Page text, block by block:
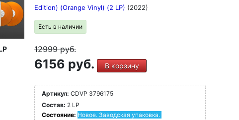
Edition) (Orange Vinyl) (2 LP) (2022)
Есть в наличии
12999руб.
6156 руб. В корзину
Артикул: CDVP 3796175
Состав: 2 LP
Состояние: Новое. Заводская упаковка.